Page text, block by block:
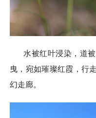
水被红叶浸染，道
曳，宛如璀璨红霞，行
幻走廊。